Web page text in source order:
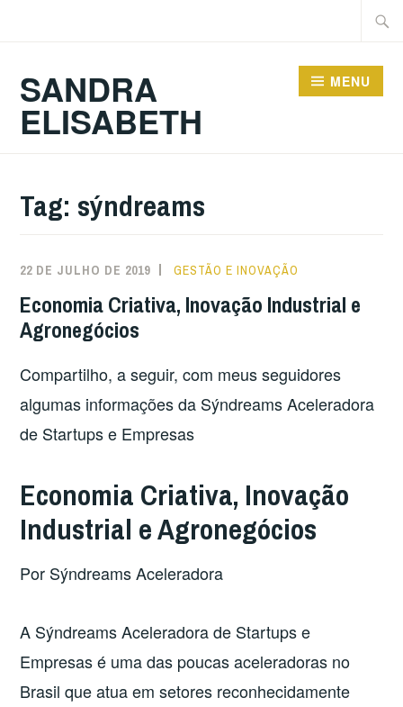
SANDRA
ELISABETH
MENU
Tag: sýndreams
22 DE JULHO DE 2019 GESTÃO E INOVAÇÃO
Economia Criativa, Inovação Industrial e
Agronegócios
Compartilho, a seguir, com meus seguidores
algumas informações da Sýndreams Aceleradora
de Startups e Empresas
Economia Criativa, Inovação
Industrial e Agronegócios
Por Sýndreams Aceleradora
A Sýndreams Aceleradora de Startups e
Empresas é uma das poucas aceleradoras no
Brasil que atua em setores reconhecidamente